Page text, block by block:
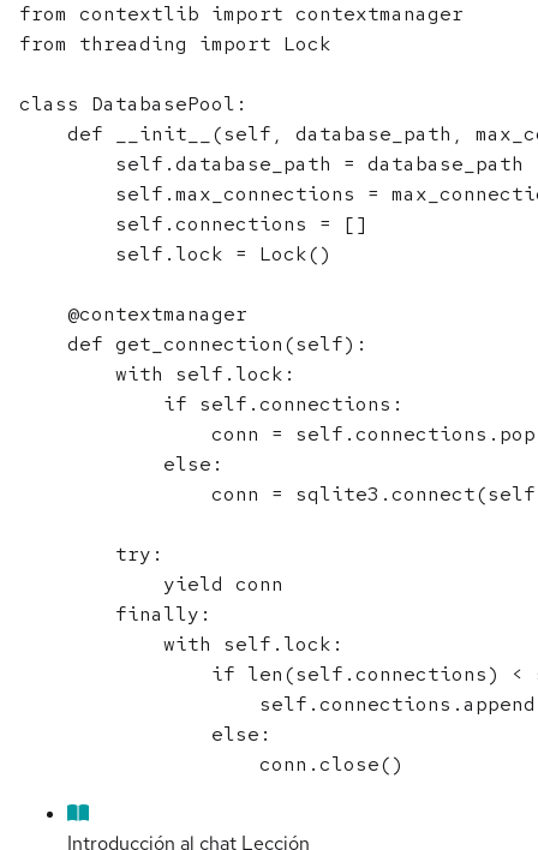
from contextlib import contextmanager
from threading import Lock
class DatabasePool:
def __init__(self, database_path,
        self.database_path = database_path
self.max_connections =
        self.connections = []
        self.lock = Lock()
    @contextmanager
    def get_connection(self):
        with self.lock:
            if self.connections:
conn =
            else:
conn =
        try:
            yield conn
        finally:
            with self.lock:
if len(self.connections) <
                else:
Introducción al chat Lección